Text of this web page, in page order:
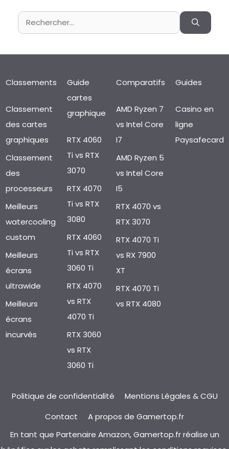
Rechercher :
Classements
Classement
des cartes
graphiques
Classement
des
processeurs
Meilleurs
watercooling
custom
Meilleurs
écrans
ultrawide
Meilleurs
écrans
incurvés
Guide
cartes
graphique
RTX 4060
Ti vs RTX
3070
RTX 4070
Ti vs RTX
3080
RTX 4060
Ti vs RTX
3060 Ti
RTX 4070
vs RTX
4070 Ti
RTX 3060
vs RTX
3060 Ti
Comparatifs
AMD Ryzen 7
vs Intel Core
I7
AMD Ryzen 5
vs Intel Core
I5
RTX 4070 vs
RTX 3070
RTX 4070 Ti
vs RX 7900
XT
RTX 4070 Ti
vs RTX 4080
Guides
Casino en
ligne
Paysafecard
Politique de confidentialité
Mentions Légales & CGU
Contact
A propos de Gamertop.fr
En tant que Partenaire Amazon, Gamertop.fr réalise un